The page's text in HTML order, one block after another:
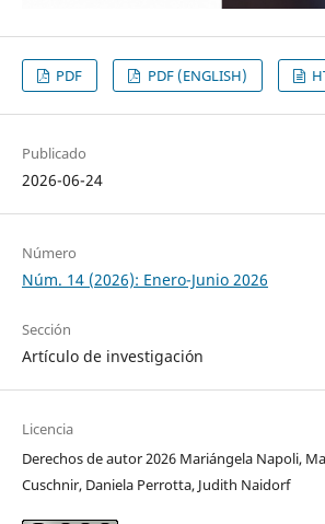
PDF PDF (ENGLISH)
Publicado
2026-06-24
Número
Núm. 14 (2026): Enero-Junio 2026
Sección
Artículo de investigación
Licencia
Derechos de autor 2026 Mariángela Napoli,
Cuschnir, Daniela Perrotta, Judith Naidorf